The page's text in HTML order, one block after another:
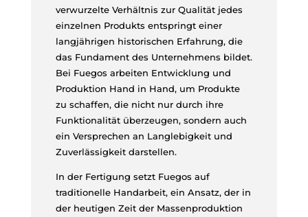
verwurzelte Verhältnis zur Qualität jedes
einzelnen Produkts entspringt einer
langjährigen historischen Erfahrung, die
das Fundament des Unternehmens bildet.
Bei Fuegos arbeiten Entwicklung und
Produktion Hand in Hand, um Produkte
zu schaffen, die nicht nur durch ihre
Funktionalität überzeugen, sondern auch
ein Versprechen an Langlebigkeit und
Zuverlässigkeit darstellen.
In der Fertigung setzt Fuegos auf
traditionelle Handarbeit, ein Ansatz, der in
der heutigen Zeit der Massenproduktion